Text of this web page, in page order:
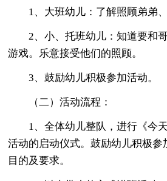
1、大班幼儿：了解照顾弟弟、
2、小、托班幼儿：知道要和哥
游戏。乐意接受他们的照顾。
3、鼓励幼儿积极参加活动。
（二）活动流程：
1、全体幼儿整队，进行《今天
活动的启动仪式。鼓励幼儿积极参
目的及要求。